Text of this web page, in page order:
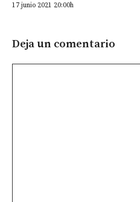
17 junio 2021 20:00h
Deja un comentario